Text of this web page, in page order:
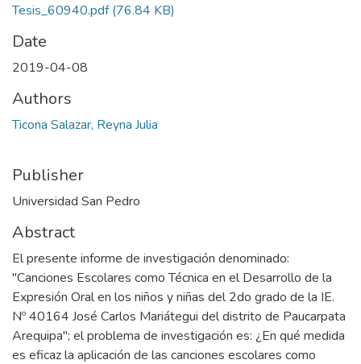
Tesis_60940.pdf(76.84 KB)
Date
2019-04-08
Authors
Ticona Salazar, Reyna Julia
Publisher
Universidad San Pedro
Abstract
El presente informe de investigación denominado:
"Canciones Escolares como Técnica en el Desarrollo de la
Expresión Oral en los niños y niñas del 2do grado de la IE.
Nº 40164 José Carlos Mariátegui del distrito de Paucarpata
Arequipa"; el problema de investigación es: ¿En qué medida
es eficaz la aplicación de las canciones escolares como